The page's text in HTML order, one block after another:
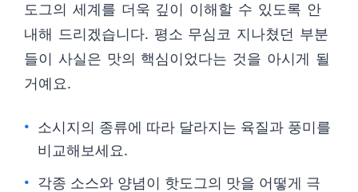
도그의 세계를 더욱 깊이 이해할 수 있도록 안
내해 드리겠습니다. 평소 무심코 지나쳤던 부분
들이 사실은 맛의 핵심이었다는 것을 아시게 될
거예요.
소시지의 종류에 따라 달라지는 육질과 풍미를
비교해보세요.
각종 소스와 양념이 핫도그의 맛을 어떻게 극